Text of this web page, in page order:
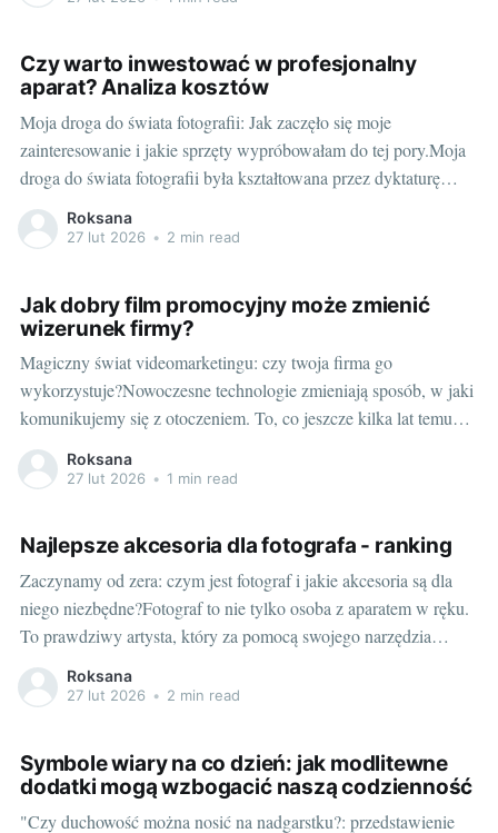
Czy warto inwestować w profesjonalny
aparat? Analiza kosztów
Moja droga do świata fotografii: Jak zaczęło się moje
zainteresowanie i jakie sprzęty wypróbowałam do tej pory.Moja
droga do świata fotografii była kształtowana przez dyktaturę
mojej niewyczerpanej ciekawości i jednocześnie potrzeby
dokumentowania świata. Pierwsze próby były skromne,
Roksana
27 lut 2026 • 2 min read
Jak dobry film promocyjny może zmienić
wizerunek firmy?
Magiczny świat videomarketingu: czy twoja firma go
wykorzystuje?Nowoczesne technologie zmieniają sposób, w jaki
komunikujemy się z otoczeniem. To, co jeszcze kilka lat temu
wydawało się być niemożliwe, dzisiaj stało się standardem -
dynamicznie rozwijającym się środowiskiem, w którym każda
Roksana
27 lut 2026 • 1 min read
Najlepsze akcesoria dla fotografa - ranking
Zaczynamy od zera: czym jest fotograf i jakie akcesoria są dla
niego niezbędne?Fotograf to nie tylko osoba z aparatem w ręku.
To prawdziwy artysta, który za pomocą swojego narzędzia
potrafi uwiecznić momenty, które zwykłym śmiertelnikom
mogłyby umknąć. Ale nawet najbardziej utalentowany fotograf
Roksana
27 lut 2026 • 2 min read
Symbole wiary na co dzień: jak modlitewne
dodatki mogą wzbogacić naszą codzienność
"Czy duchowość można nosić na nadgarstku?: przedstawienie